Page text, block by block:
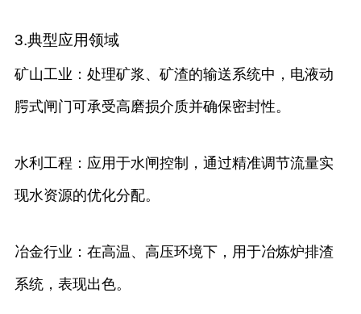
3.典型应用领域
矿山工业：处理矿浆、矿渣的输送系统中，电液动
腭式闸门可承受高磨损介质并确保密封性。
水利工程：应用于水闸控制，通过精准调节流量实
现水资源的优化分配。
冶金行业：在高温、高压环境下，用于冶炼炉排渣
系统，表现出色。